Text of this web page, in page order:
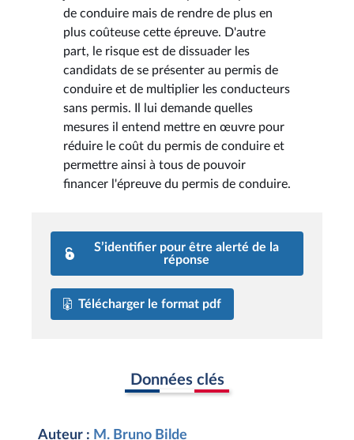
de conduire mais de rendre de plus en
plus coûteuse cette épreuve. D'autre
part, le risque est de dissuader les
candidats de se présenter au permis de
conduire et de multiplier les conducteurs
sans permis. Il lui demande quelles
mesures il entend mettre en œuvre pour
réduire le coût du permis de conduire et
permettre ainsi à tous de pouvoir
financer l'épreuve du permis de conduire.
S’identifier pour être alerté de la
réponse
Télécharger le format pdf
Données clés
Auteur : M. Bruno Bilde